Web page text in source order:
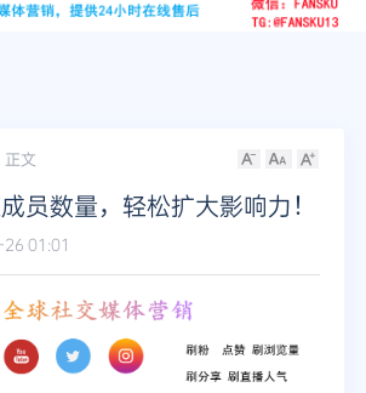
YouTube
Twitter
Telegram
更多
正文
员数量，轻松扩大影响力！
01:01